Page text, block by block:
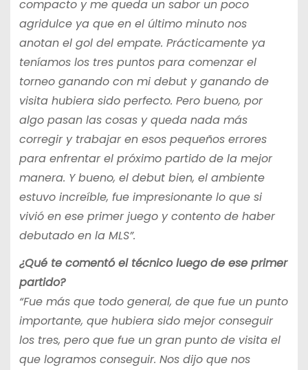
compacto y me queda un sabor un poco
agridulce ya que en el último minuto nos
anotan el gol del empate. Prácticamente ya
teníamos los tres puntos para comenzar el
torneo ganando con mi debut y ganando de
visita hubiera sido perfecto. Pero bueno, por
algo pasan las cosas y queda nada más
corregir y trabajar en esos pequeños errores
para enfrentar el próximo partido de la mejor
manera. Y bueno, el debut bien, el ambiente
estuvo increíble, fue impresionante lo que si
vivió en ese primer juego y contento de haber
debutado en la MLS”.
¿Qué te comentó el técnico luego de ese primer
partido?
“Fue más que todo general, de que fue un punto
importante, que hubiera sido mejor conseguir
los tres, pero que fue un gran punto de visita el
que logramos conseguir. Nos dijo que nos